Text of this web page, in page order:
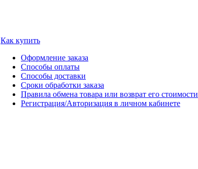
Как купить
Оформление заказа
Способы оплаты
Способы доставки
Сроки обработки заказа
Правила обмена товара или возврат его стоимости
Регистрация/Авторизация в личном кабинете